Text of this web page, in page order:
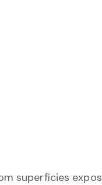
superfícies